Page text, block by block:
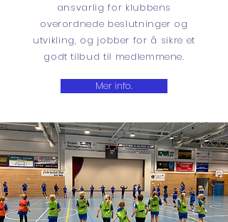
ansvarlig for klubbens
overordnede beslutninger og
utvikling, og jobber for å sikre et
godt tilbud til medlemmene.
Mer info.